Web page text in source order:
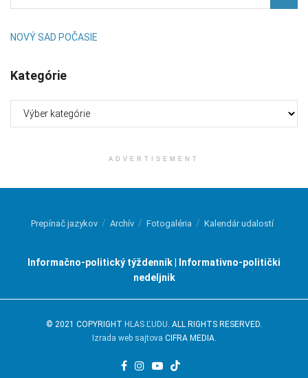
NOVÝ SAD POČASIE
Kategórie
ADVERTISEMENT
Prepínač jazykov Archív Fotogaléria Kalendár udalostí
Informačno-politický týždenník | Informativno-politički
nedeljnik
© 2021 COPYRIGHT HLAS ĽUDU. ALL RIGHTS RESERVED.
Izrada web sajtova CIFRA MEDIA.